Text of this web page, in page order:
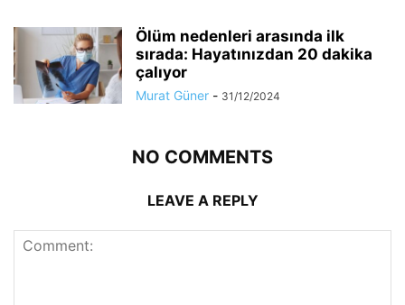
Ölüm nedenleri arasında ilk
sırada: Hayatınızdan 20 dakika
çalıyor
Murat Güner - 31/12/2024
NO COMMENTS
LEAVE A REPLY